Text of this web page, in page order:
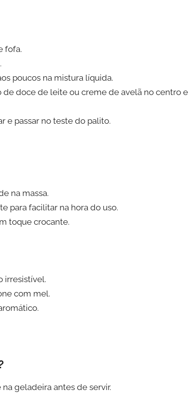
fofa.
poucos na mistura líquida.
doce de leite ou creme de avelã no centro e
e passar no teste do palito.
na massa.
para facilitar na hora do uso.
toque crocante.
irresistível.
com mel.
geladeira antes de servir.